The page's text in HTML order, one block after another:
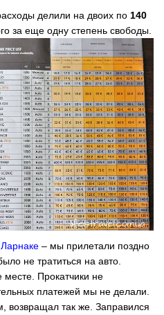
делили на двоих по 140
за еще одну степень свободы.
– мы прилетали поздно
не тратиться на авто.
Прокатчики не
платежей мы не делали.
так же. Заправился